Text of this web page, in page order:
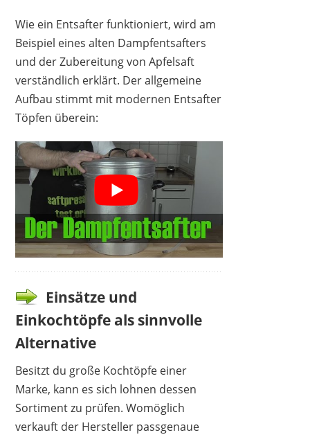
Wie ein Entsafter funktioniert, wird am
Beispiel eines alten Dampfentsafters
und der Zubereitung von Apfelsaft
verständlich erklärt. Der allgemeine
Aufbau stimmt mit modernen Entsafter
Töpfen überein:
Einsätze und
Einkochtöpfe als sinnvolle
Alternative
Besitzt du große Kochtöpfe einer
Marke, kann es sich lohnen dessen
Sortiment zu prüfen. Womöglich
verkauft der Hersteller passgenaue